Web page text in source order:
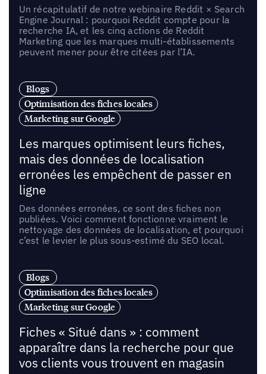
Un récapitulatif de notre webinaire Reddit × Search
Engine Journal : pourquoi Reddit compte pour la
recherche IA, et les cinq actions de Reddit
Marketing que les marques multi-établissements
peuvent mener pour être citées par l’IA.
Blogs
Optimisation des fiches locales
Marketing sur Google
Les marques optimisent leurs fiches,
mais des données de localisation
erronées les empêchent de passer en
ligne
Des données erronées, ce sont des fiches non
publiées. Voici comment fonctionne vraiment le
nettoyage des données de localisation, et pourquoi
c’est le levier le plus sous-estimé du SEO local.
Blogs
Optimisation des fiches locales
Marketing sur Google
Fiches « Situé dans » : comment
apparaître dans la recherche pour que
vos clients vous trouvent en magasin